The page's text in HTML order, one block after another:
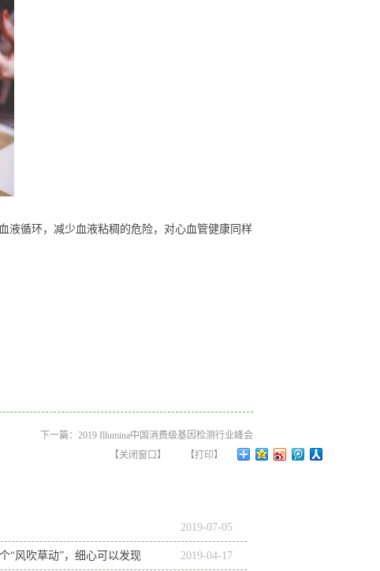
液循环，减少血液粘稠的危险，对心血管健康同样
下一篇： 2019 Illumina中国消费级基因检测行业峰会
【关闭窗口】
【打印】
2019-07-05
“风吹草动”，细心可以发现 2019-04-17